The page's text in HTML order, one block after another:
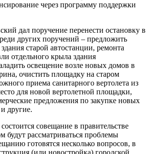
через программу поддержки
дал поручение перенести остановку в
других поручений – предложить
старой автостанции, ремонта
отдельного крыла здания
освещение возле новых домов в
очистить площадку на старом
приема санитарного вертолета из
для новой вертолетной площадки,
предложения по закупке новых
другие.
совещание в правительстве
будут рассматриваться проблемы
готовятся несколько вопросов, в
(или новостройка) городской